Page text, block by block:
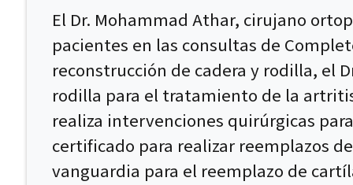
El Dr. Mohammad Athar, cirujano
pacientes en las consultas de
reconstrucción de cadera y rodilla, el
rodilla para el tratamiento de la
realiza intervenciones quirúrgicas
certificado para realizar reemplazos
vanguardia para el reemplazo de